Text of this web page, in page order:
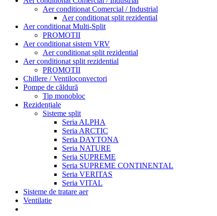
Aer conditionat Comercial / Industrial
Aer conditionat split rezidential
Aer conditionat Multi-Split
PROMOTII
Aer conditionat sistem VRV
Aer conditionat split rezidential
Aer conditionat split rezidential
PROMOTII
Chillere / Ventiloconvectori
Pompe de căldură
Tip monobloc
Rezidențiale
Sisteme split
Seria ALPHA
Seria ARCTIC
Seria DAYTONA
Seria NATURE
Seria SUPREME
Seria SUPREME CONTINENTAL
Seria VERITAS
Seria VITAL
Sisteme de tratare aer
Ventilatie